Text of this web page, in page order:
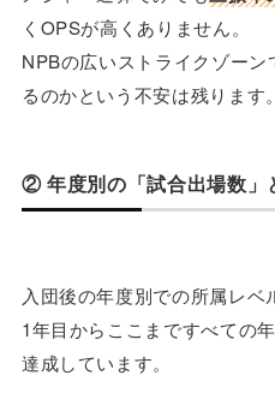
くOPSが高くありません。
NPBの広いストライクゾー
るのかという不安は残ります。
② 年度別の「試合出場数」
入団後の年度別での所属レベ
1年目からここまですべての
達成しています。